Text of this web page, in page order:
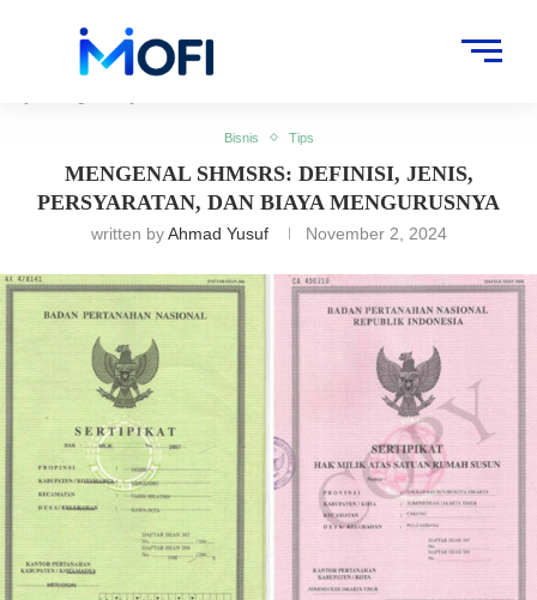
Bisnis» Mengenal SHMSRS: Definisi, Jenis, Persyaratan, dan
Bisnis Tips
MENGENAL SHMSRS: DEFINISI, JENIS,
PERSYARATAN, DAN BIAYA MENGURUSNYA
written byAhmad Yusuf November 2, 2024